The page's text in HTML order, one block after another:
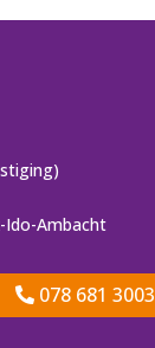
Ido-Ambacht
078 681 3003